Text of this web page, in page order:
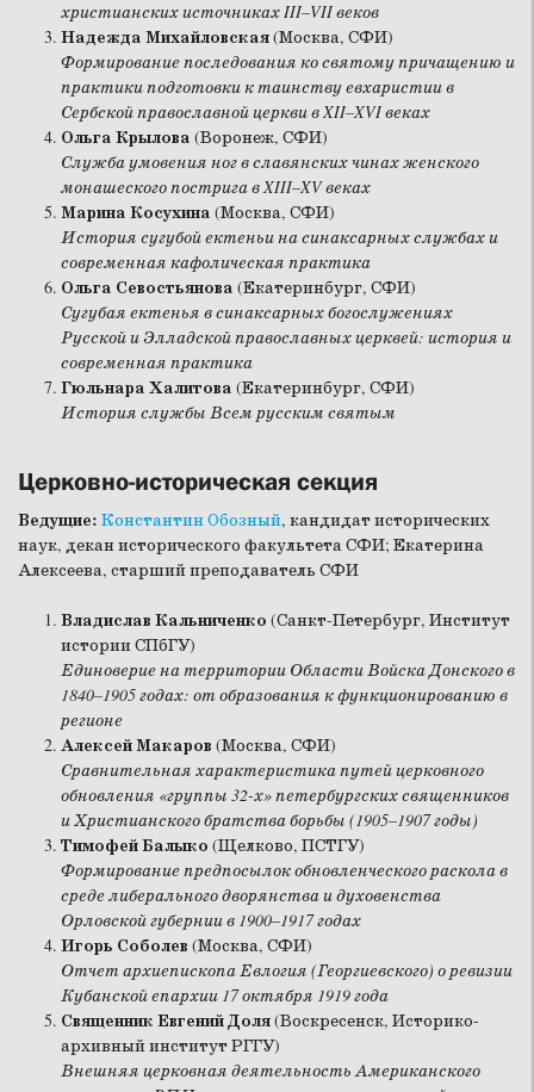
христианских источниках III–VII веков
Надежда Михайловская(Москва, СФИ)
Формирование последования ко святому причащению и
практики подготовки к таинству евхаристии в
Сербской православной церкви в XII–XVI веках
Ольга Крылова (Воронеж, СФИ)
Служба умовения ног в славянских чинах женского
монашеского пострига в XIII–XV веках
Марина Косухина (Москва, СФИ)
История сугубой ектеньи на синаксарных службах и
современная кафолическая практика
Ольга Севостьянова (Екатеринбург, СФИ)
Сугубая ектенья в синаксарных богослужениях
Русской и Элладской православных церквей: история и
современная практика
Гюльнара Халитова (Екатеринбург, СФИ)
История службы Всем русским святым
Церковно-историческая секция
Ведущие: Константин Обозный, кандидат исторических
наук, декан исторического факультета СФИ; Екатерина
Алексеева, старший преподаватель СФИ
Владислав Кальниченко (Санкт-Петербург, Институт
истории СПбГУ)
Единоверие на территории Области Войска Донского в
1840–1905 годах: от образования к функционированию в
регионе
Алексей Макаров (Москва, СФИ)
Сравнительная характеристика путей церковного
обновления «группы 32-х» петербургских священников
и Христианского братства борьбы (1905–1907 годы)
Тимофей Балыко (Щелково, ПСТГУ)
Формирование предпосылок обновленческого раскола в
среде либерального дворянства и духовенства
Орловской губернии в 1900–1917 годах
Игорь Соболев (Москва, СФИ)
Отчет архиепископа Евлогия (Георгиевского) о ревизии
Кубанской епархии 17 октября 1919 года
Священник Евгений Доля(Воскресенск, Историко-
архивный институт РГГУ)
Внешняя церковная деятельность Американского